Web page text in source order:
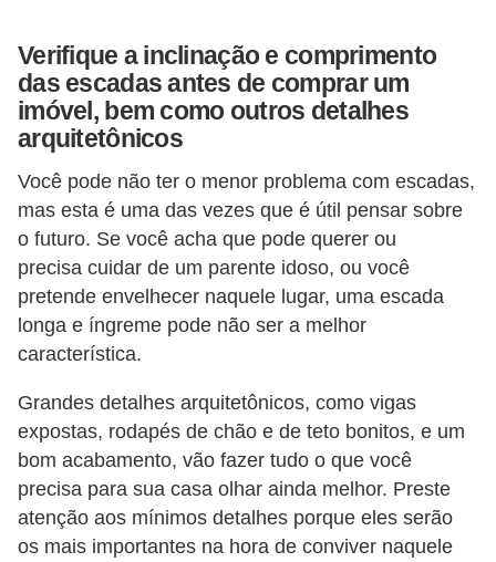
Verifique a inclinação e comprimento
das escadas antes de comprar um
imóvel, bem como outros detalhes
arquitetônicos
Você pode não ter o menor problema com escadas,
mas esta é uma das vezes que é útil pensar sobre
o futuro. Se você acha que pode querer ou
precisa cuidar de um parente idoso, ou você
pretende envelhecer naquele lugar, uma escada
longa e íngreme pode não ser a melhor
característica.
Grandes detalhes arquitetônicos, como vigas
expostas, rodapés de chão e de teto bonitos, e um
bom acabamento, vão fazer tudo o que você
precisa para sua casa olhar ainda melhor. Preste
atenção aos mínimos detalhes porque eles serão
os mais importantes na hora de conviver naquele